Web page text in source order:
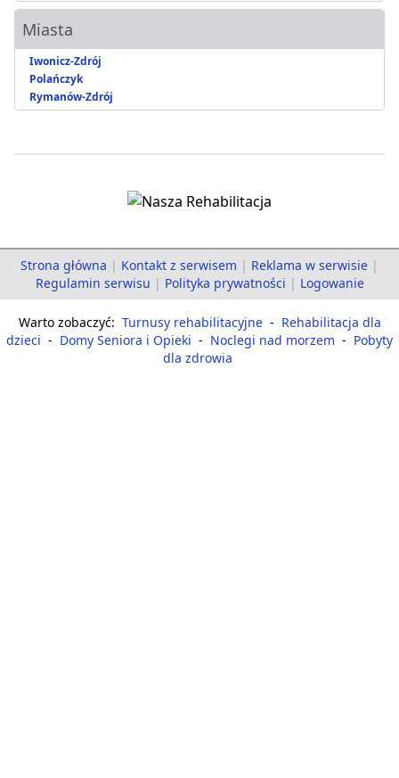
Miasta
Iwonicz-Zdrój
Polańczyk
Rymanów-Zdrój
Strona główna | Kontakt z serwisem | Reklama w serwisie |
Regulamin serwisu | Polityka prywatności | Logowanie
Warto zobaczyć: Turnusy rehabilitacyjne - Rehabilitacja dla
dzieci - Domy Seniora i Opieki - Noclegi nad morzem - Pobyty
dla zdrowia